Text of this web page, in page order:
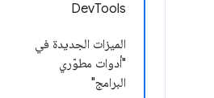
DevTools
الميزات الجديدة في
"أدوات مطوّري
البرامج"